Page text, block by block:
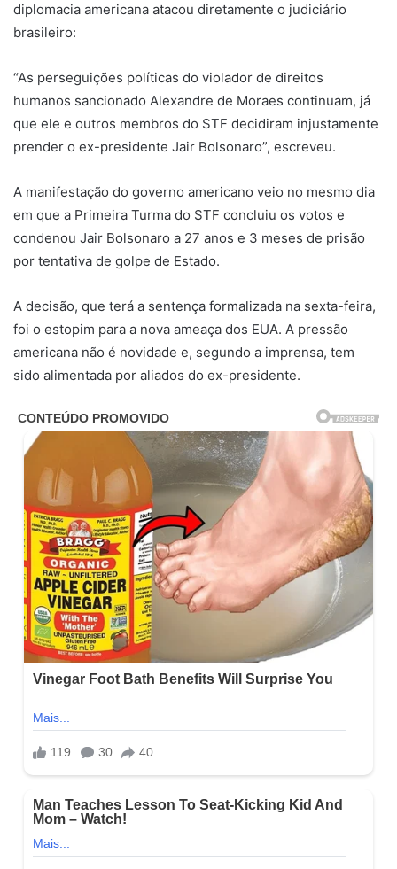
diplomacia americana atacou diretamente o judiciário
brasileiro:
“As perseguições políticas do violador de direitos
humanos sancionado Alexandre de Moraes continuam, já
que ele e outros membros do STF decidiram injustamente
prender o ex-presidente Jair Bolsonaro”, escreveu.
A manifestação do governo americano veio no mesmo dia
em que a Primeira Turma do STF concluiu os votos e
condenou Jair Bolsonaro a 27 anos e 3 meses de prisão
por tentativa de golpe de Estado.
A decisão, que terá a sentença formalizada na sexta-feira,
foi o estopim para a nova ameaça dos EUA. A pressão
americana não é novidade e, segundo a imprensa, tem
sido alimentada por aliados do ex-presidente.